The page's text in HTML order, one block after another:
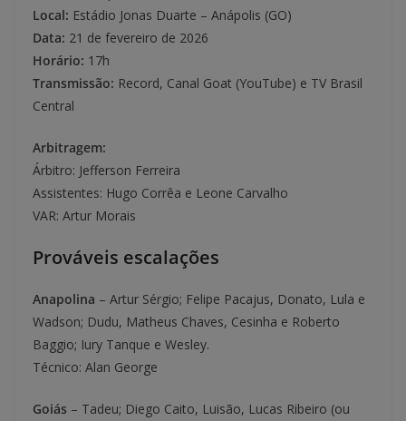
Local: Estádio Jonas Duarte – Anápolis (GO)
Data: 21 de fevereiro de 2026
Horário: 17h
Transmissão: Record, Canal Goat (YouTube) e TV Brasil
Central
Arbitragem:
Árbitro: Jefferson Ferreira
Assistentes: Hugo Corrêa e Leone Carvalho
VAR: Artur Morais
Prováveis escalações
Anapolina – Artur Sérgio; Felipe Pacajus, Donato, Lula e
Wadson; Dudu, Matheus Chaves, Cesinha e Roberto
Baggio; Iury Tanque e Wesley.
Técnico: Alan George
Goiás – Tadeu; Diego Caito, Luisão, Lucas Ribeiro (ou